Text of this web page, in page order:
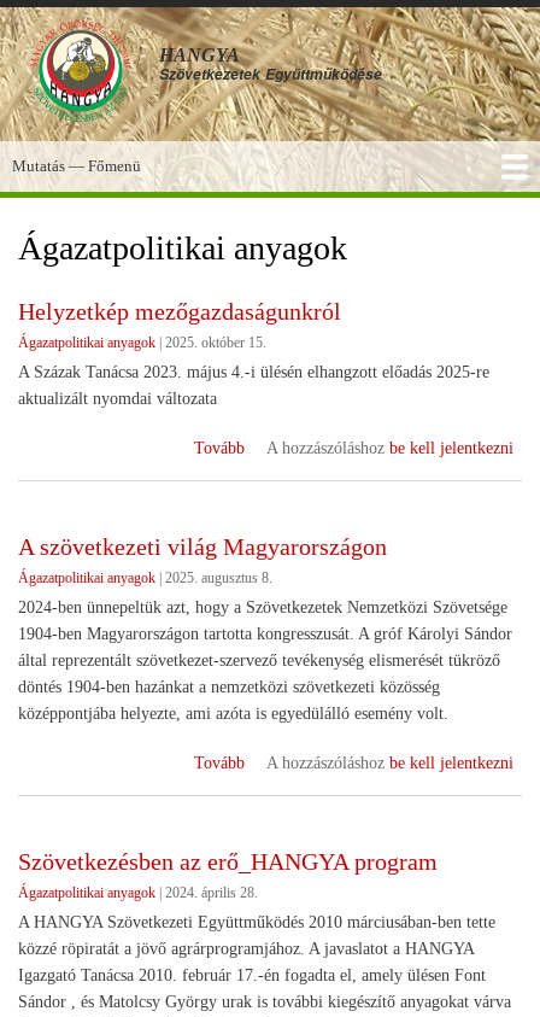
Ugrás
a
tartalomra
HANGYA
Szövetkezetek Együttműködése
Főmenü
Mutatás — Főmenü
Ágazatpolitikai anyagok
Helyzetkép mezőgazdaságunkról
Ágazatpolitikai anyagok 2025. október 15.
A Százak Tanácsa 2023. május 4.-i ülésén elhangzott előadás 2025-re
aktualizált nyomdai változata
Tovább
(Helyzetkép
A hozzászóláshoz be kell jelentkezni
A szövetkezeti világ Magyarországon
Ágazatpolitikai anyagok | 2025. augusztus 8.
2024-ben ünnepeltük azt, hogy a Szövetkezetek Nemzetközi Szövetsége
1904-ben Magyarországon tartotta kongresszusát. A gróf Károlyi Sándor
által reprezentált szövetkezet-szervező tevékenység elismerését tükröző
döntés 1904-ben hazánkat a nemzetközi szövetkezeti közösség
középpontjába helyezte, ami azóta is egyedülálló esemény volt.
Tovább A hozzászóláshoz be kell jelentkezni
Szövetkezésben az erő_HANGYA program
Ágazatpolitikai anyagok | 2024. április 28.
A HANGYA Szövetkezeti Együttműködés 2010 márciusában-ben tette
közzé röpiratát a jövő agrárprogramjához. A javaslatot a HANGYA
Igazgató Tanácsa 2010. február 17.-én fogadta el, amely ülésen Font
Sándor , és Matolcsy György urak is további kiegészítő anyagokat várva